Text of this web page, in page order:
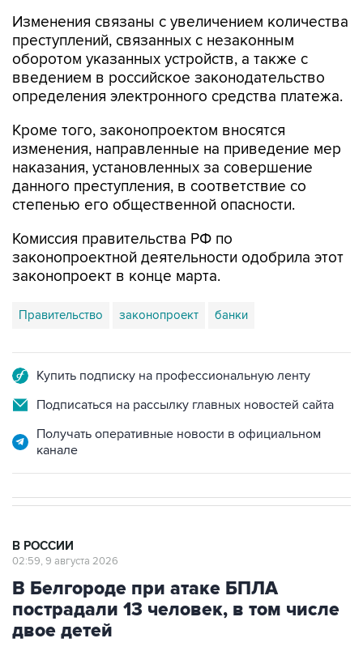
оборотом указанных устройств, а также с
введением в российское законодательство
определения электронного средства платежа.
Кроме того, законопроектом вносятся
наказания, установленных за совершение
данного преступления, в соответствие со
степенью его общественной опасности.
Комиссия правительства РФ по
законопроект в конце марта.
Правительство законопроект банки
Подписаться на рассылку главных новостей сайта
Получать оперативные новости в официальном
В Белгороде при атаке БПЛА
пострадали 13 человек, в том числе
двое детей
Москва. 9 августа. INTERFAX.RU - В результате